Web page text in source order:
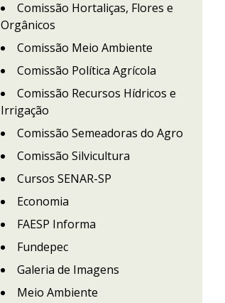
Comissão Hortaliças, Flores e
Orgânicos
Comissão Meio Ambiente
Comissão Política Agrícola
Comissão Recursos Hídricos e
Irrigação
Comissão Semeadoras do Agro
Comissão Silvicultura
Cursos SENAR-SP
Economia
FAESP Informa
Fundepec
Galeria de Imagens
Meio Ambiente